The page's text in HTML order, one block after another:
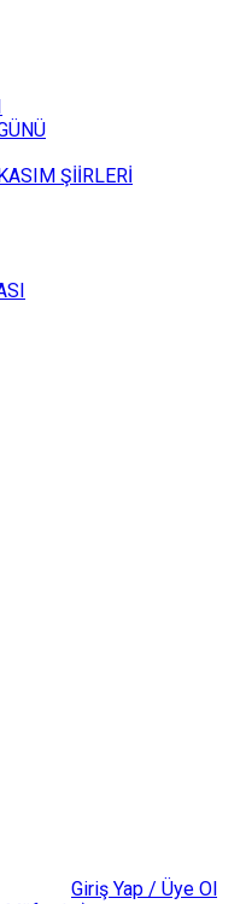
ŞİİRLERİ
Giriş Yap / Üye Ol